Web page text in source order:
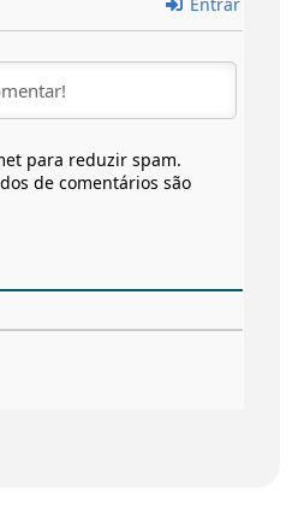
para reduzir spam.
de comentários são